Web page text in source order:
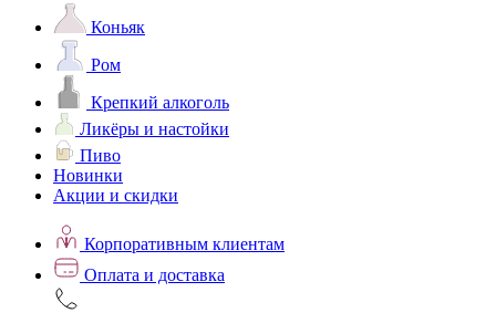
Коньяк
Ром
Крепкий алкоголь
Ликёры и настойки
Пиво
Новинки
Акции и скидки
Корпоративным клиентам
Оплата и доставка